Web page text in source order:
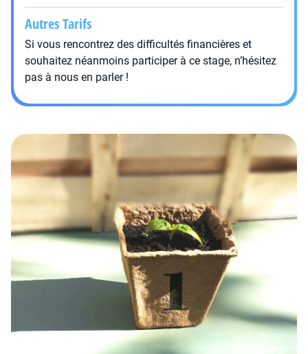
Autres Tarifs
Si vous rencontrez des difficultés financières et
souhaitez néanmoins participer à ce stage, n’hésitez
pas à nous en parler !